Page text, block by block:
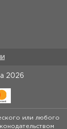
2026
или любого